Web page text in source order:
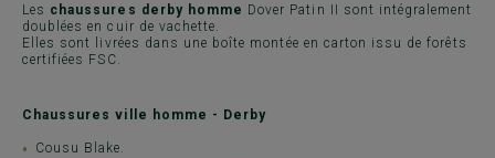
Les chaussures derby homme Dover Patin II sont intégralement
doublées en cuir de vachette.
Elles sont livrées dans une boîte montée en carton issu de forêts
certifiées FSC.
Chaussures ville homme - Derby
Cousu Blake.